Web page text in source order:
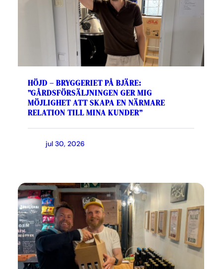
HÖJD – BRYGGERIET PÅ BJÄRE:
”GÅRDSFÖRSÄLJNINGEN GER MIG
MÖJLIGHET ATT SKAPA EN NÄRMARE
RELATION TILL MINA KUNDER”
jul 30, 2026